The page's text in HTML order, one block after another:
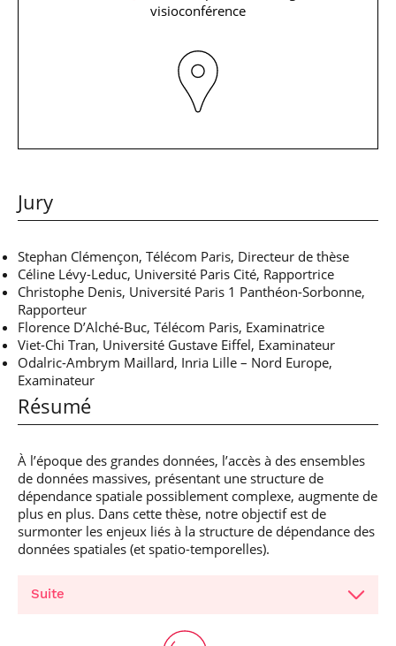
S’engager à Télécom
Parcours Numérique
Corps des Mines
Data & MLops
Intelligence
multimodale et
autonome
Je suis élève en
Financement
contacts
Événements des
formations de
professionnel
visioconférence
Jury
Stephan Clémençon, Télécom Paris, Directeur de thèse
Céline Lévy-Leduc, Université Paris Cité, Rapportrice
Christophe Denis, Université Paris 1 Panthéon-Sorbonne,
Rapporteur
Florence D’Alché-Buc, Télécom Paris, Examinatrice
Viet-Chi Tran, Université Gustave Eiffel, Examinateur
Odalric-Ambrym Maillard, Inria Lille – Nord Europe,
Examinateur
Résumé
À l’époque des grandes données, l’accès à des ensembles
de données massives, présentant une structure de
dépendance spatiale possiblement complexe, augmente de
plus en plus. Dans cette thèse, notre objectif est de
surmonter les enjeux liés à la structure de dépendance des
données spatiales (et spatio-temporelles).
Suite